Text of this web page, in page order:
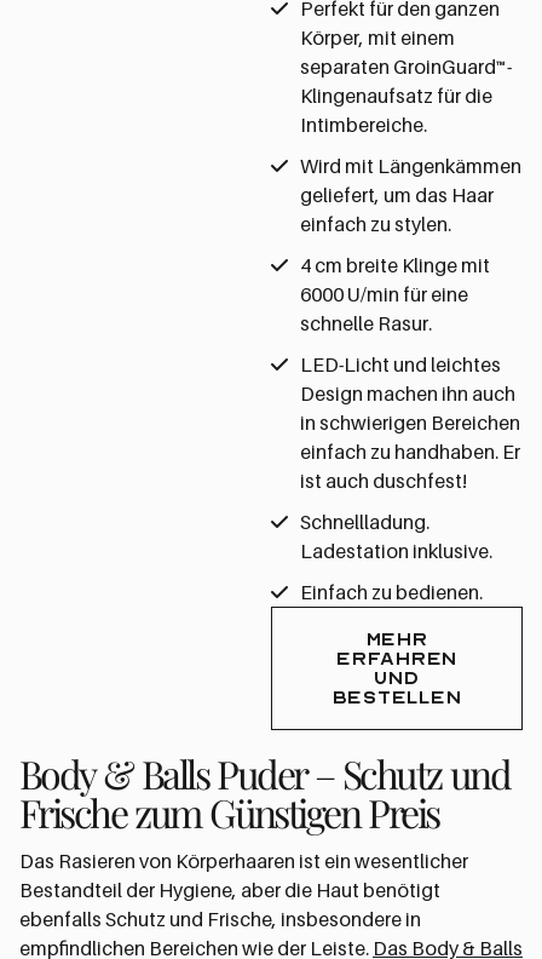
Perfekt für den ganzen
Körper, mit einem
separaten GroinGuard™-
Klingenaufsatz für die
Intimbereiche.
Wird mit Längenkämmen
geliefert, um das Haar
einfach zu stylen.
4 cm breite Klinge mit
6000 U/min für eine
schnelle Rasur.
LED-Licht und leichtes
Design machen ihn auch
in schwierigen Bereichen
einfach zu handhaben. Er
ist auch duschfest!
Schnellladung.
Ladestation inklusive.
Einfach zu bedienen.
MEHR
ERFAHREN
UND
BESTELLEN
Body & Balls Puder – Schutz und
Frische zum Günstigen Preis
Das Rasieren von Körperhaaren ist ein wesentlicher
Bestandteil der Hygiene, aber die Haut benötigt
ebenfalls Schutz und Frische, insbesondere in
empfindlichen Bereichen wie der Leiste. Das Body & Balls